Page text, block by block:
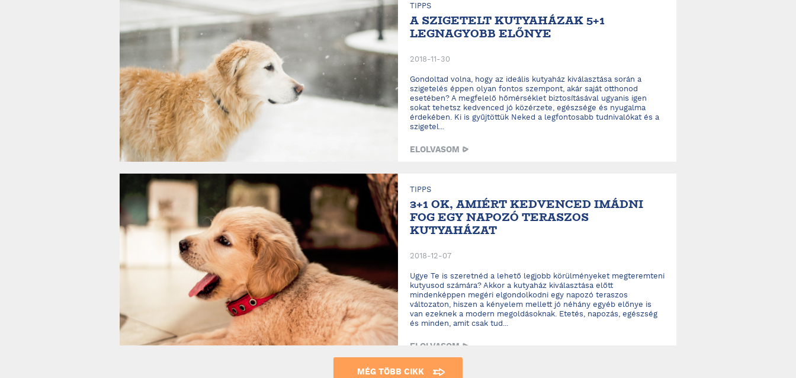
TIPPS
A SZIGETELT KUTYAHÁZAK 5+1
LEGNAGYOBB ELŐNYE
2018-11-30
Gondoltad volna, hogy az ideális kutyaház kiválasztása során a
szigetelés éppen olyan fontos szempont, akár saját otthonod
esetében? A megfelelő hőmérséklet biztosításával ugyanis igen
sokat tehetsz kedvenced jó közérzete, egészsége és nyugalma
érdekében. Ki is gyűjtöttük Neked a legfontosabb tudnivalókat és a
szigetel...
ELOLVASOM
TIPPS
3+1 OK, AMIÉRT KEDVENCED IMÁDNI
FOG EGY NAPOZÓ TERASZOS
KUTYAHÁZAT
2018-12-07
Ugye Te is szeretnéd a lehető legjobb körülményeket megteremteni
kutyusod számára? Akkor a kutyaház kiválasztása előtt
mindenképpen megéri elgondolkodni egy napozó teraszos
változaton, hiszen a kényelem mellett jó néhány egyéb előnye is
van ezeknek a modern megoldásoknak. Etetés, napozás, egészség
és minden, amit csak tud...
ELOLVASOM
MÉG TÖBB CIKK